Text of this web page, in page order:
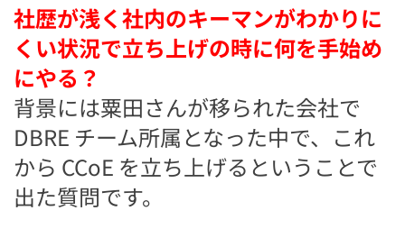
社歴が浅く社内のキーマンがわかりに
くい状況で立ち上げの時に何を手始め
にやる？
背景には粟田さんが移られた会社で
DBRE チーム所属となった中で、これ
から CCoE を立ち上げるということで
出た質問です。